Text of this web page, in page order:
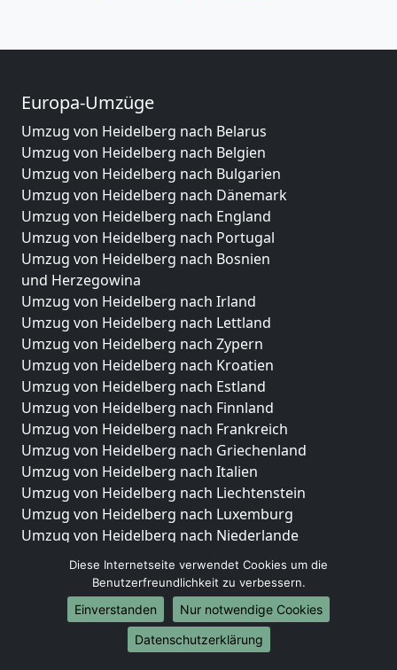
Europa-Umzüge
Umzug von Heidelberg nach Belarus
Umzug von Heidelberg nach Belgien
Umzug von Heidelberg nach Bulgarien
Umzug von Heidelberg nach Dänemark
Umzug von Heidelberg nach England
Umzug von Heidelberg nach Portugal
Umzug von Heidelberg nach Bosnien
und Herzegowina
Umzug von Heidelberg nach Irland
Umzug von Heidelberg nach Lettland
Umzug von Heidelberg nach Zypern
Umzug von Heidelberg nach Kroatien
Umzug von Heidelberg nach Estland
Umzug von Heidelberg nach Finnland
Umzug von Heidelberg nach Frankreich
Umzug von Heidelberg nach Griechenland
Umzug von Heidelberg nach Italien
Umzug von Heidelberg nach Liechtenstein
Umzug von Heidelberg nach Luxemburg
Umzug von Heidelberg nach Niederlande
Umzug von Heidelberg nach Norwegen
Umzüge-Deutschlandweit
Umzug von Heidelberg nach Berlin
Umzug von Heidelberg nach Hamburg
Diese Internetseite verwendet Cookies um die
Benutzerfreundlichkeit zu verbessern.
Einverstanden
Nur notwendige Cookies
Datenschutzerklärung